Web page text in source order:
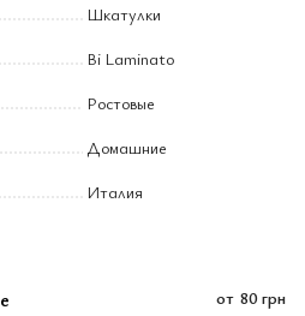
Шкатулки
Bi Laminato
Ростовые
Домашние
Италия
от 80 грн